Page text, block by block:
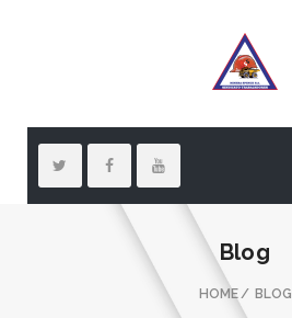
Blog
HOME BLOG